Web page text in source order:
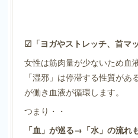
☑︎「ヨガやストレッチ、首マ
女性は筋肉量が少ないため血
「湿邪」は停滞する性質が
が働き血液が循環します。
つまり・・
「血」が巡る→「水」の流